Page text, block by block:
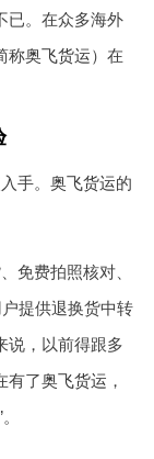
已。在众多海外
称奥飞货运）在
手。 奥飞货运的
免费拍照核对、
提供退换货中转
说，以前得跟多
有了奥飞货运 ，